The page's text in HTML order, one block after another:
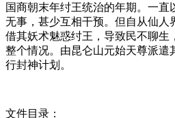
国商朝末年纣王统治的年期。一
无事，甚少互相干预。但自从仙人
借其妖术魅惑纣王，导致民不聊生
整个情况。由昆仑山元始天尊派遣
行封神计划。
文件目录：